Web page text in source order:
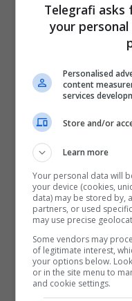
Telegrafi asks
your
Personalised
content
services
Store and/or
Learn more
Your personal data will
your device (cookies,
data) may be stored by,
partners, or used
may use precise
Some vendors may
of legitimate interest,
your options below.
or in the site menu to
and cookie settings.